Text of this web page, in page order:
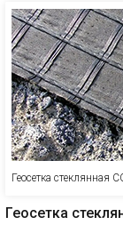
Геосетка
Геосетка